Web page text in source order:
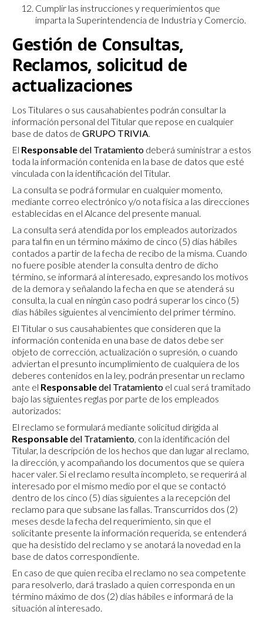
Cumplir las instrucciones y requerimientos que
imparta la Superintendencia de Industria y Comercio.
Gestión de Consultas,
Reclamos, solicitud de
actualizaciones
Los Titulares o sus causahabientes podrán consultar la
información personal del Titular que repose en cualquier
base de datos de GRUPO TRIVIA.
El Responsabledel Tratamiento deberá suministrar a estos
toda la información contenida en la base de datos que esté
vinculada con la identificación del Titular.
La consulta se podrá formular en cualquier momento,
mediante correo electrónico y/o nota física a las direcciones
establecidas en el Alcance del presente manual.
La consulta será atendida por los empleados autorizados
para tal fin en un término máximo de cinco (5) días hábiles
contados a partir de la fecha de recibo de la misma. Cuando
no fuere posible atender la consulta dentro de dicho
término, se informará al interesado, expresando los motivos
de la demora y señalando la fecha en que se atenderá su
consulta, la cual en ningún caso podrá superar los cinco (5)
días hábiles siguientes al vencimiento del primer término.
El Titular o sus causahabientes que consideren que la
información contenida en una base de datos debe ser
objeto de corrección, actualización o supresión, o cuando
adviertan el presunto incumplimiento de cualquiera de los
deberes contenidos en la ley, podrán presentar un reclamo
ante el Responsabledel Tratamiento el cual será tramitado
bajo las siguientes reglas por parte de los empleados
autorizados:
El reclamo se formulará mediante solicitud dirigida al
Responsabledel Tratamiento, con la identificación del
Titular, la descripción de los hechos que dan lugar al reclamo,
la dirección, y acompañando los documentos que se quiera
hacer valer. Si el reclamo resulta incompleto, se requerirá al
interesado por el mismo medio por el que se contactó
dentro de los cinco (5) días siguientes a la recepción del
reclamo para que subsane las fallas. Transcurridos dos (2)
meses desde la fecha del requerimiento, sin que el
solicitante presente la información requerida, se entenderá
que ha desistido del reclamo y se anotará la novedad en la
base de datos correspondiente.
En caso de que quien reciba el reclamo no sea competente
para resolverlo, dará traslado a quien corresponda en un
término máximo de dos (2) días hábiles e informará de la
situación al interesado.